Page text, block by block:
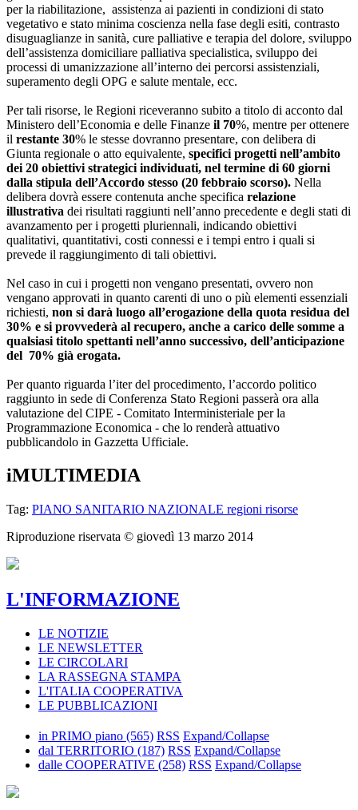
per la riabilitazione, assistenza ai pazienti in condizioni di stato
vegetativo e stato minima coscienza nella fase degli esiti, contrasto
disuguaglianze in sanità, cure palliative e terapia del dolore, sviluppo
dell’assistenza domiciliare palliativa specialistica, sviluppo dei
processi di umanizzazione all’interno dei percorsi assistenziali,
superamento degli OPG e salute mentale, ecc.
Per tali risorse, le Regioni riceveranno subito a titolo di acconto dal
Ministero dell’Economia e delle Finanze il 70%, mentre per ottenere
il restante 30% le stesse dovranno presentare, con delibera di
Giunta regionale o atto equivalente, specifici progetti nell’ambito
dei 20 obiettivi strategici individuati, nel termine di 60 giorni
dalla stipula dell’Accordo stesso (20 febbraio scorso). Nella
delibera dovrà essere contenuta anche specifica relazione
illustrativa dei risultati raggiunti nell’anno precedente e degli stati di
avanzamento per i progetti pluriennali, indicando obiettivi
qualitativi, quantitativi, costi connessi e i tempi entro i quali si
prevede il raggiungimento di tali obiettivi.
Nel caso in cui i progetti non vengano presentati, ovvero non
vengano approvati in quanto carenti di uno o più elementi essenziali
richiesti, non si darà luogo all’erogazione della quota residua del
30% e si provvederà al recupero, anche a carico delle somme a
qualsiasi titolo spettanti nell’anno successivo, dell’anticipazione
del 70% già erogata.
Per quanto riguarda l’iter del procedimento, l’accordo politico
raggiunto in sede di Conferenza Stato Regioni passerà ora alla
valutazione del CIPE - Comitato Interministeriale per la
Programmazione Economica - che lo renderà attuativo
pubblicandolo in Gazzetta Ufficiale.
iMULTIMEDIA
Tag: PIANO SANITARIO NAZIONALE regioni risorse
Riproduzione riservata © giovedì 13 marzo 2014
L'INFORMAZIONE
LE NOTIZIE
LE NEWSLETTER
LE CIRCOLARI
LA RASSEGNA STAMPA
L'ITALIA COOPERATIVA
LE PUBBLICAZIONI
in PRIMO piano (565) RSS Expand/Collapse
dal TERRITORIO (187) RSS Expand/Collapse
dalle COOPERATIVE (258) RSS Expand/Collapse